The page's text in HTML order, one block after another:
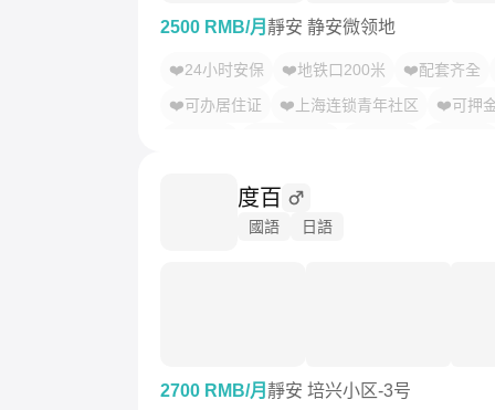
2500 RMB/月 靜安 静安微领地
❤️24小时安保 ❤️地铁口200米
❤️配套齐全
❤️可办居住证
❤️上海连锁青年社区
❤️可押
度百
國語 日語
2700 RMB/月 靜安 培兴小区-3号